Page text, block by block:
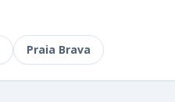
Praia Brava